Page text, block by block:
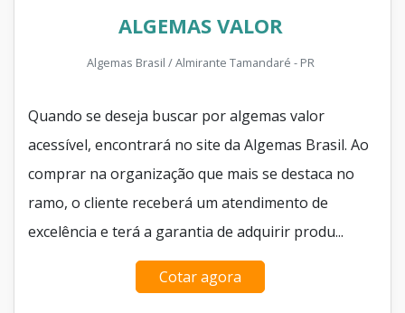
ALGEMAS VALOR
Algemas Brasil / Almirante Tamandaré - PR
Quando se deseja buscar por algemas valor
acessível, encontrará no site da Algemas Brasil. Ao
comprar na organização que mais se destaca no
ramo, o cliente receberá um atendimento de
excelência e terá a garantia de adquirir produ...
Cotar agora